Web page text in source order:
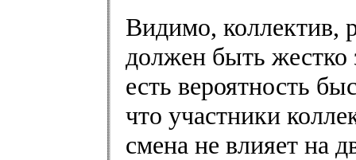
Видимо, коллектив,
должен быть жестко
есть вероятность
что участники
смена не влияет на